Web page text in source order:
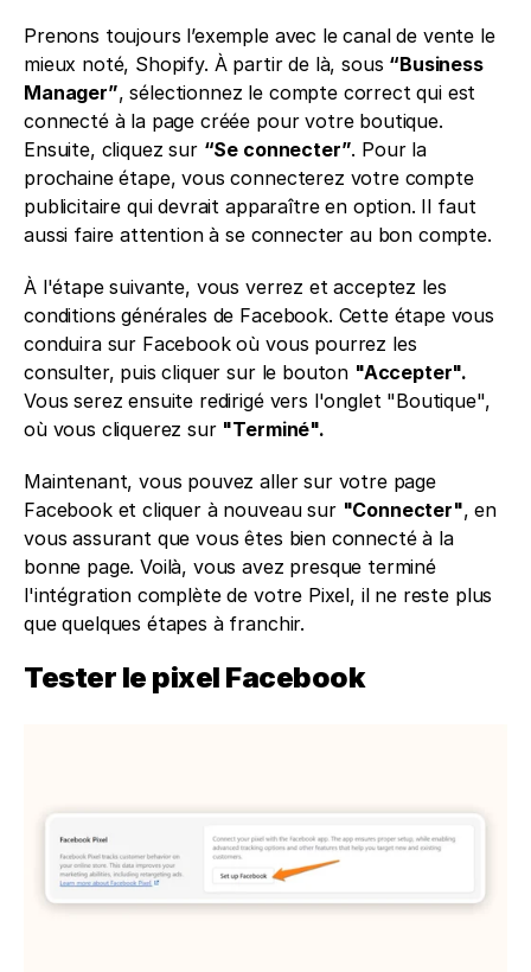
Prenons toujours l’exemple avec le canal de vente le
mieux noté, Shopify. À partir de là, sous “Business
Manager”, sélectionnez le compte correct qui est
connecté à la page créée pour votre boutique.
Ensuite, cliquez sur “Se connecter”. Pour la
prochaine étape, vous connecterez votre compte
publicitaire qui devrait apparaître en option. Il faut
aussi faire attention à se connecter au bon compte.
À l'étape suivante, vous verrez et acceptez les
conditions générales de Facebook. Cette étape vous
conduira sur Facebook où vous pourrez les
consulter, puis cliquer sur le bouton "Accepter".
Vous serez ensuite redirigé vers l'onglet "Boutique",
où vous cliquerez sur "Terminé".
Maintenant, vous pouvez aller sur votre page
Facebook et cliquer à nouveau sur "Connecter", en
vous assurant que vous êtes bien connecté à la
bonne page. Voilà, vous avez presque terminé
l'intégration complète de votre Pixel, il ne reste plus
que quelques étapes à franchir.
Tester le pixel Facebook